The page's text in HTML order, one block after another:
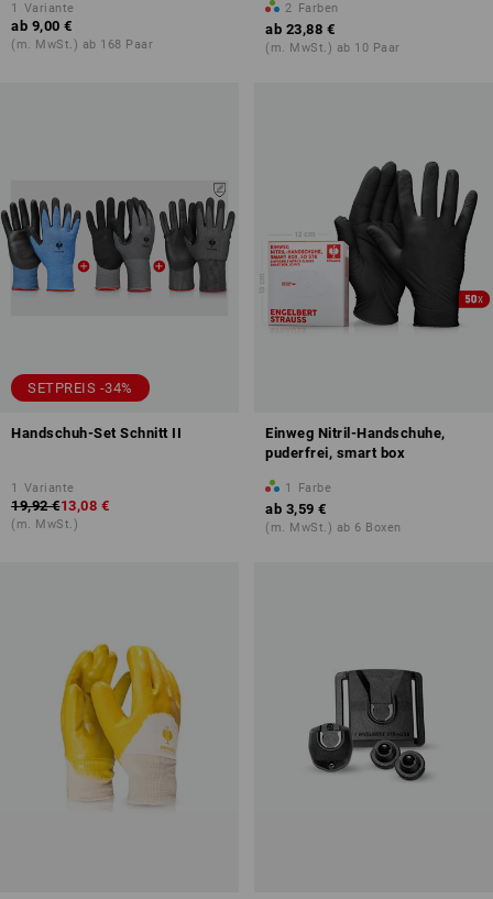
1 Variante
ab 9,00 €
(m. MwSt.) ab 168 Paar
2 Farben
ab 23,88 €
(m. MwSt.) ab 10 Paar
SETPREIS -34%
Handschuh-Set Schnitt II
1 Variante
19,92 €13,08 €
(m. MwSt.)
Einweg Nitril-Handschuhe,
puderfrei, smart box
1 Farbe
ab 3,59 €
(m. MwSt.) ab 6 Boxen